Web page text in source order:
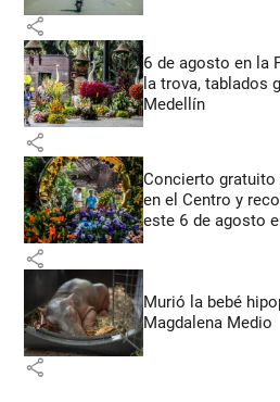
share
6 de agosto en la
la trova, tablados
Medellín
share
Concierto gratuito
en el Centro y
este 6 de agosto
share
Murió la bebé
Magdalena Medio
share